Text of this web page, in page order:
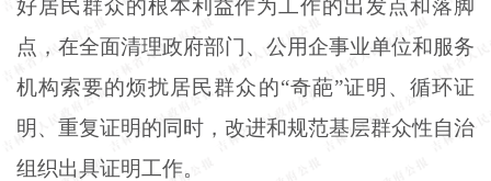
好居民群众的根本利益作为工作的出发点和落脚
点，在全面清理政府部门、公用企事业单位和服务
机构索要的烦扰居民群众的“奇葩”证明、循环证
明、重复证明的同时，改进和规范基层群众性自治
组织出具证明工作。